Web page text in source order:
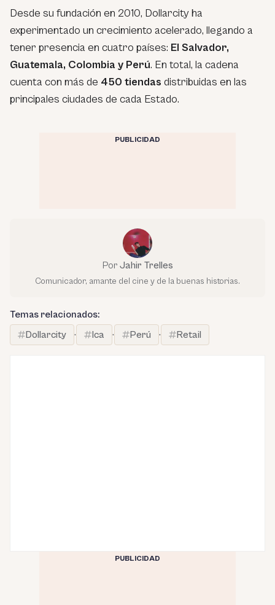
Desde su fundación en 2010, Dollarcity ha
experimentado un crecimiento acelerado, llegando a
tener presencia en cuatro países: El Salvador,
Guatemala, Colombia y Perú. En total, la cadena
cuenta con más de 450 tiendas distribuidas en las
principales ciudades de cada Estado.
PUBLICIDAD
Por Jahir Trelles
Comunicador, amante del cine y de la buenas historias.
Temas relacionados:
Dollarcity
· Ica · Perú · Retail
PUBLICIDAD